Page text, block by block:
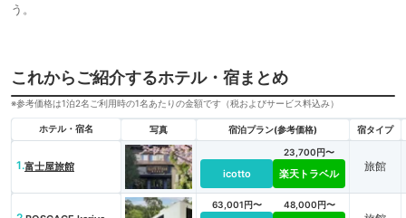
う。
これからご紹介するホテル・宿まとめ
※参考価格は1泊2名ご利用時の1名あたりの金額です（税およびサービス料込み）
ホテル・宿名 写真 宿泊プラン(参考価格) 宿タイプ
1.富士屋旅館
icotto
23,700円〜
楽天トラベル
旅館
63,001円〜 48,000円〜